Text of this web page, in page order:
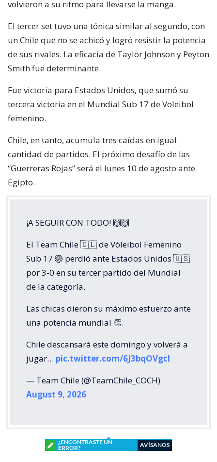
volvieron a su ritmo para llevarse la manga.
El tercer set tuvo una tónica similar al segundo, con
un Chile que no se achicó y logró resistir la potencia
de sus rivales. La eficacia de Taylor Johnson y Peyton
Smith fue determinante.
Fue victoria para Estados Unidos, que sumó su
tercera victoria en el Mundial Sub 17 de Voleibol
femenino.
Chile, en tanto, acumula tres caídas en igual
cantidad de partidos. El próximo desafío de las
“Guerreras Rojas” será el lunes 10 de agosto ante
Egipto.
¡A SEGUIR CON TODO! 🙌🙌
El Team Chile 🇨🇱 de Vóleibol Femenino
Sub 17 🏐 perdió ante Estados Unidos 🇺🇸
por 3-0 en su tercer partido del Mundial
de la categoría.
Las chicas dieron su máximo esfuerzo ante
una potencia mundial 👏.
Chile descansará este domingo y volverá a
jugar… pic.twitter.com/6J3bqOVgcl
— Team Chile (@TeamChile_COCH)
August 9, 2026
¿ENCONTRASTE UN
ERROR?
AVÍSANOS